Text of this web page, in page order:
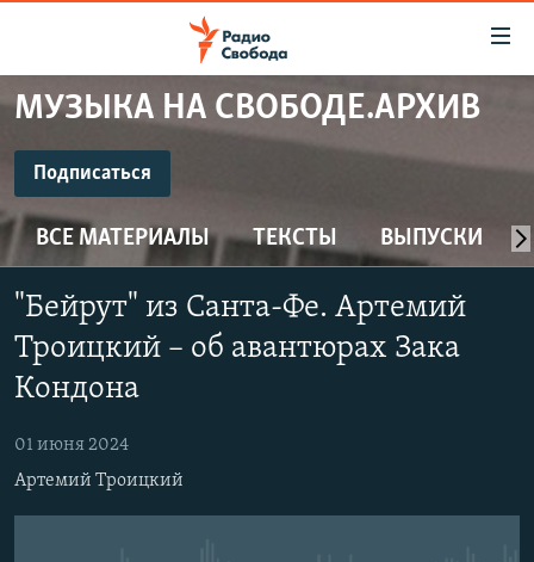
упрощенного
Вернуться
к
основному
содержанию
Вернутся
главной
навигации
поиску
ПРОГРАММЫ
ПОДКАСТЫ
АВТОРСКИЕ ПРОЕКТЫ
ЦИТАТЫ СВОБОДЫ
МНЕНИЯ
КУЛЬТУРА
IDEL.РЕАЛИИ
СЕВЕР.РЕАЛИИ
СИБИРЬ.РЕАЛИИ
МУЗЫКА НА СВОБОДЕ.АРХИВ
Подписаться
Подписаться
ВСЕ МАТЕРИАЛЫ ТЕКСТЫ ВЫПУСКИ
"Бейрут" из Санта-Фе. Артемий
Троицкий – об авантюрах Зака
Кондона
01 июня 2024
Артемий Троицкий